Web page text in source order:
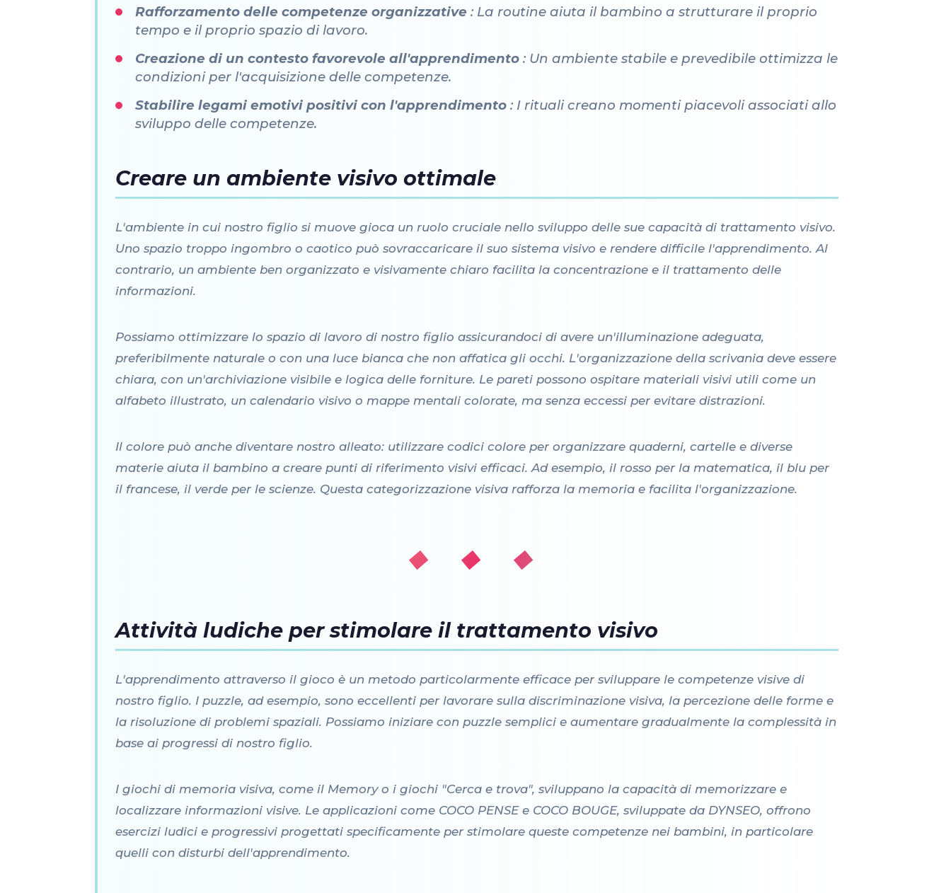
Rafforzamento delle competenze organizzative : La routine aiuta il bambino a strutturare il proprio
tempo e il proprio spazio di lavoro.
Creazione di un contesto favorevole all'apprendimento : Un ambiente stabile e prevedibile ottimizza le
condizioni per l'acquisizione delle competenze.
Stabilire legami emotivi positivi con l'apprendimento : I rituali creano momenti piacevoli associati allo
sviluppo delle competenze.
Creare un ambiente visivo ottimale
L'ambiente in cui nostro figlio si muove gioca un ruolo cruciale nello sviluppo delle sue capacità di trattamento visivo.
Uno spazio troppo ingombro o caotico può sovraccaricare il suo sistema visivo e rendere difficile l'apprendimento. Al
contrario, un ambiente ben organizzato e visivamente chiaro facilita la concentrazione e il trattamento delle
informazioni.
Possiamo ottimizzare lo spazio di lavoro di nostro figlio assicurandoci di avere un'illuminazione adeguata,
preferibilmente naturale o con una luce bianca che non affatica gli occhi. L'organizzazione della scrivania deve essere
chiara, con un'archiviazione visibile e logica delle forniture. Le pareti possono ospitare materiali visivi utili come un
alfabeto illustrato, un calendario visivo o mappe mentali colorate, ma senza eccessi per evitare distrazioni.
Il colore può anche diventare nostro alleato: utilizzare codici colore per organizzare quaderni, cartelle e diverse
materie aiuta il bambino a creare punti di riferimento visivi efficaci. Ad esempio, il rosso per la matematica, il blu per
il francese, il verde per le scienze. Questa categorizzazione visiva rafforza la memoria e facilita l'organizzazione.
◆ ◆ ◆
Attività ludiche per stimolare il trattamento visivo
L'apprendimento attraverso il gioco è un metodo particolarmente efficace per sviluppare le competenze visive di
nostro figlio. I puzzle, ad esempio, sono eccellenti per lavorare sulla discriminazione visiva, la percezione delle forme e
la risoluzione di problemi spaziali. Possiamo iniziare con puzzle semplici e aumentare gradualmente la complessità in
base ai progressi di nostro figlio.
I giochi di memoria visiva, come il Memory o i giochi "Cerca e trova", sviluppano la capacità di memorizzare e
localizzare informazioni visive. Le applicazioni come COCO PENSE e COCO BOUGE, sviluppate da DYNSEO, offrono
esercizi ludici e progressivi progettati specificamente per stimolare queste competenze nei bambini, in particolare
quelli con disturbi dell'apprendimento.